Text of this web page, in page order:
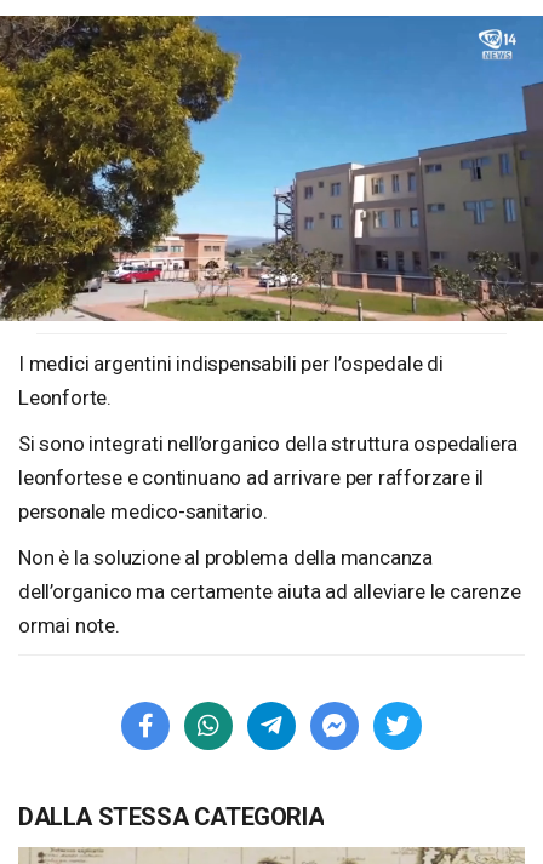
Unmute Loaded
I medici argentini indispensabili per l’ospedale di
Leonforte.
Si sono integrati nell’organico della struttura ospedaliera
leonfortese e continuano ad arrivare per rafforzare il
personale medico-sanitario.
Non è la soluzione al problema della mancanza
dell’organico ma certamente aiuta ad alleviare le carenze
ormai note.
DALLA STESSA CATEGORIA